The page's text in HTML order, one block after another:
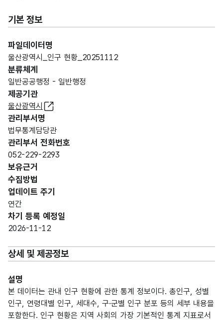
기본 정보
파일데이터명
울산광역시_인구 현황_20251112
분류체계
일반공공행정 - 일반행정
제공기관
울산광역시
관리부서명
법무통계담당관
관리부서 전화번호
052-229-2293
보유근거
수집방법
업데이트 주기
연간
차기 등록 예정일
2026-11-12
상세 및 제공정보
설명
본 데이터는 관내 인구 현황에 관한 통계 정보이다. 총인구, 성별
인구, 연령대별 인구, 세대수, 구·군별 인구 분포 등의 세부 내용을
포함한다. 인구 현황은 지역 사회의 가장 기본적인 통계 지표로서